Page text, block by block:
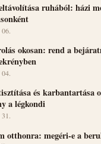
ruhából: házi
okosan: rend a
és karbantartása
a légkondi
otthonra: megéri-e a